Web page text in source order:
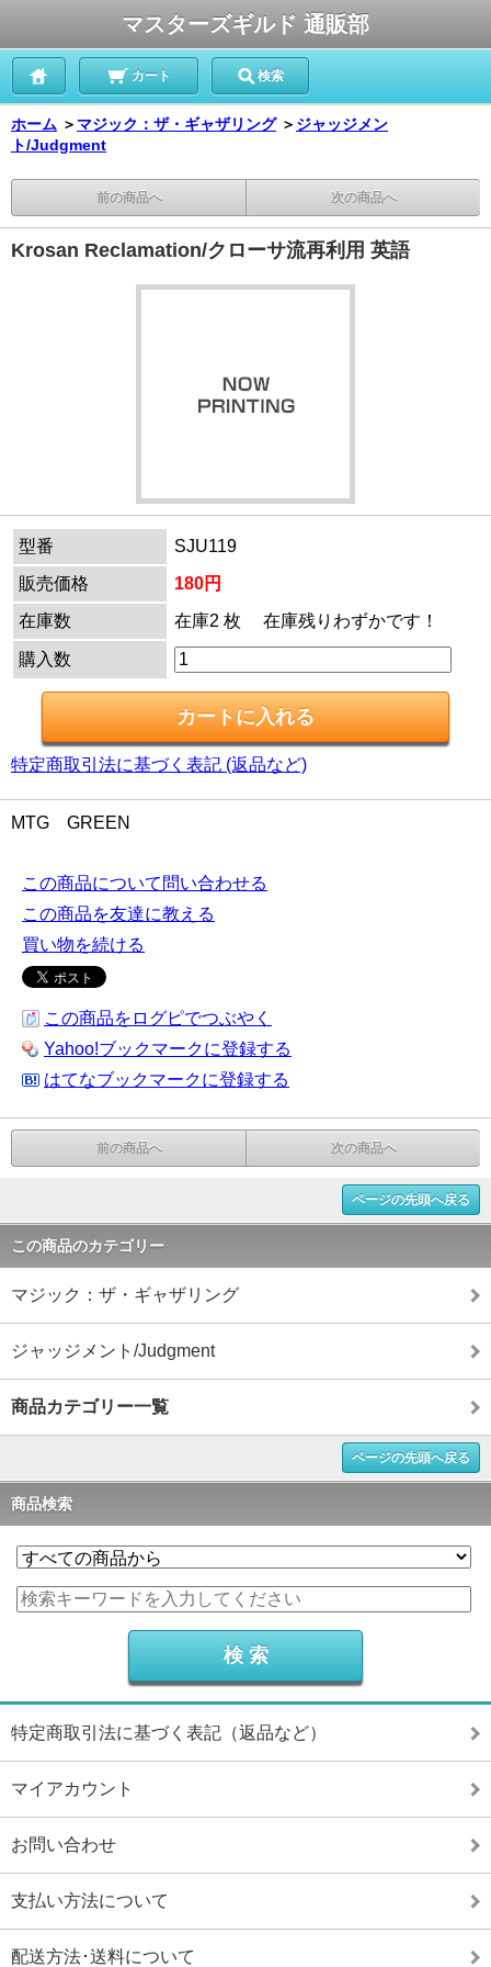
マスターズギルド 通販部
カート 検索
ホーム ＞ マジック：ザ・ギャザリング ＞ ジャッジメン
ト/Judgment
前の商品へ 次の商品へ
Krosan Reclamation/クローサ流再利用 英語
型番
SJU119
販売価格
180円
在庫数
在庫2 枚 在庫残りわずかです！
購入数
特定商取引法に基づく表記 (返品など)
MTG GREEN
この商品について問い合わせる
この商品を友達に教える
買い物を続ける
この商品をログピでつぶやく
Yahoo!ブックマークに登録する
はてなブックマークに登録する
前の商品へ 次の商品へ
ページの先頭へ戻る
この商品のカテゴリー
マジック：ザ・ギャザリング
ジャッジメント/Judgment
商品カテゴリー一覧
ページの先頭へ戻る
商品検索
特定商取引法に基づく表記（返品など）
マイアカウント
お問い合わせ
支払い方法について
配送方法･送料について